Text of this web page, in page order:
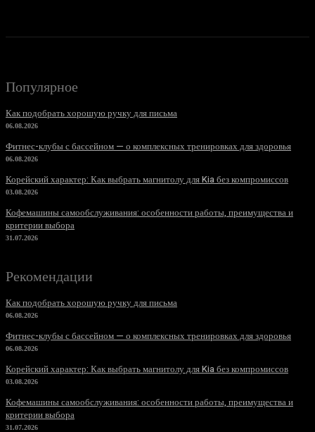
Популярное
Как подобрать хорошую ручку для письма
06.08.2026
Фитнес-клубы с бассейном — о комплексных тренировках для здоровья
06.08.2026
Корейский характер: Как выбрать магнитолу для Kia без компромиссов
03.08.2026
Кофемашины самообслуживания: особенности работы, преимущества и
критерии выбора
31.07.2026
Рекомендации
Как подобрать хорошую ручку для письма
06.08.2026
Фитнес-клубы с бассейном — о комплексных тренировках для здоровья
06.08.2026
Корейский характер: Как выбрать магнитолу для Kia без компромиссов
03.08.2026
Кофемашины самообслуживания: особенности работы, преимущества и
критерии выбора
31.07.2026